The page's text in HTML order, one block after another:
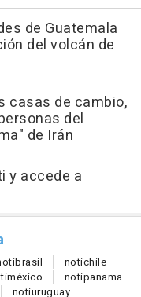
de Guatemala
del volcán de
casas de cambio,
del
de Irán
y accede a
brasil notichile
méxico notipanama
notiuruguay